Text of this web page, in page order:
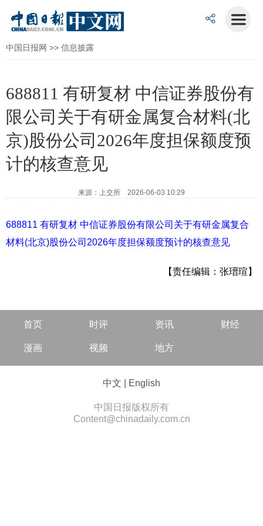
中国日报网 >> 信息披露
688811 有研复材 中信证券股份有
限公司关于有研金属复合材料(北
京)股份公司2026年度担保额度预
计的核查意见
来源：上交所 2026-06-03 10:29
688811 有研复材 中信证券股份有限公司关于有研金属复合
材料(北京)股份公司2026年度担保额度预计的核查意见
【责任编辑：张瑨瑄】
首页 时评 资讯 财经
漫画 视频 地方
中文 English
中国日报版权所有
Content@chinadaily.com.cn